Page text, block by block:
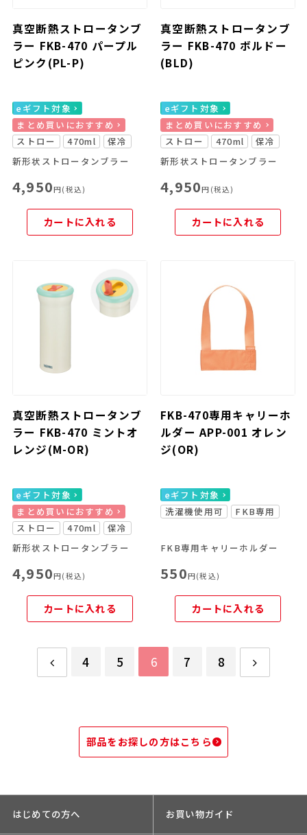
真空断熱ストロータンブ
ラー FKB-470 パープル
ピンク(PL-P)
eギフト対象
まとめ買いにおすすめ
ストロー
470ml
保冷
新形状ストロータンブラー
4,950円(税込)
カートに入れる
真空断熱ストロータンブ
ラー FKB-470 ボルドー
(BLD)
eギフト対象
まとめ買いにおすすめ
ストロー
470ml
保冷
新形状ストロータンブラー
4,950円(税込)
カートに入れる
真空断熱ストロータンブ
ラー FKB-470 ミントオ
レンジ(M-OR)
eギフト対象
まとめ買いにおすすめ
ストロー
470ml
保冷
新形状ストロータンブラー
4,950円(税込)
カートに入れる
FKB-470専用キャリーホ
ルダー APP-001 オレン
ジ(OR)
eギフト対象
洗濯機使用可
FKB専用
FKB専用キャリーホルダー
550円(税込)
カートに入れる
4 5 6 7 8
部品をお探しの方はこちら
はじめての方へ お買い物ガイド